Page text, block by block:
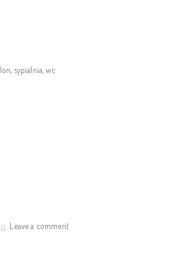
, sypialnia,wc
Leave a comment